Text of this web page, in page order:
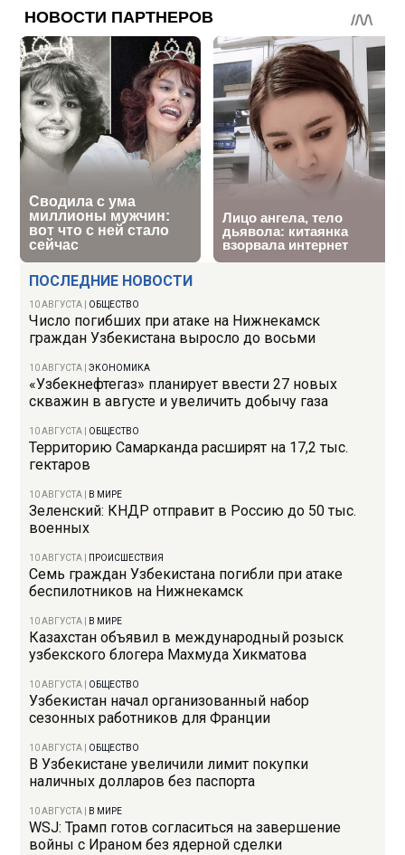
ПОСЛЕДНИЕ НОВОСТИ
10 АВГУСТА ОБЩЕСТВО
Число погибших при атаке на Нижнекамск
граждан Узбекистана выросло до восьми
10 АВГУСТА |ЭКОНОМИКА
«Узбекнефтегаз» планирует ввести 27 новых
скважин в августе и увеличить добычу газа
10 АВГУСТА ОБЩЕСТВО
Территорию Самарканда расширят на 17,2 тыс.
гектаров
10 АВГУСТА В МИРЕ
Зеленский: КНДР отправит в Россию до 50 тыс.
военных
10 АВГУСТА ПРОИСШЕСТВИЯ
Семь граждан Узбекистана погибли при атаке
беспилотников на Нижнекамск
10 АВГУСТА В МИРЕ
Казахстан объявил в международный розыск
узбекского блогера Махмуда Хикматова
10 АВГУСТА ОБЩЕСТВО
Узбекистан начал организованный набор
сезонных работников для Франции
10 АВГУСТА ОБЩЕСТВО
В Узбекистане увеличили лимит покупки
наличных долларов без паспорта
10 АВГУСТА В МИРЕ
WSJ: Трамп готов согласиться на завершение
войны с Ираном без ядерной сделки